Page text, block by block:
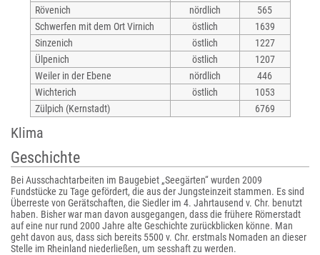
Rövenich
nördlich
565
Schwerfen mit dem Ort Virnich
östlich
1639
Sinzenich
östlich
1227
Ülpenich
östlich
1207
Weiler in der Ebene
nördlich
446
Wichterich
östlich
1053
Zülpich (Kernstadt)
6769
Klima
Geschichte
Bei Ausschachtarbeiten im Baugebiet „Seegärten“ wurden 2009
Fundstücke zu Tage gefördert, die aus der Jungsteinzeit stammen. Es sind
Überreste von Gerätschaften, die Siedler im 4. Jahrtausend v. Chr. benutzt
haben. Bisher war man davon ausgegangen, dass die frühere Römerstadt
auf eine nur rund 2000 Jahre alte Geschichte zurückblicken könne. Man
geht davon aus, dass sich bereits 5500 v. Chr. erstmals Nomaden an dieser
Stelle im Rheinland niederließen, um sesshaft zu werden.